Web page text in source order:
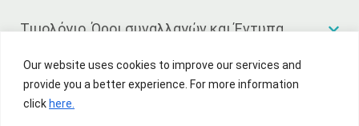
Our website uses cookies to improve our services and
provide you a better experience. For more information
clickhere.
Τιμολόγιο, Όροι συναλλαγών και Έντυπα
Χρήσιμοι σύνδεσμοι